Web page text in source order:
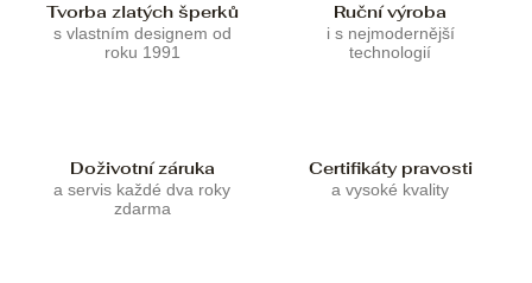
Tvorba zlatých šperků
s vlastním designem od
roku 1991
Ruční výroba
i s nejmodernější
technologií
Doživotní záruka
a servis každé dva roky
zdarma
Certifikáty pravosti
a vysoké kvality